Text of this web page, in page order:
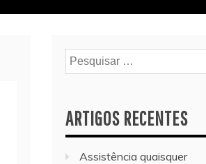
Pesquisar
por:
ARTIGOS RECENTES
Assistência quaisquer